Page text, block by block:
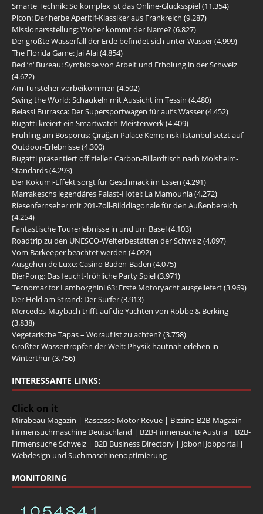
Smarte Technik: So komplex ist das Online-Glücksspiel(11.354)
Picon: Der herbe Aperitif-Klassiker aus Frankreich (9.287)
Missionarsstellung: Woher kommt der Name?(6.827)
Der größte Wasserfall der Erde befindet sich unter Wasser(4.999)
The Florida Game: Jai Alai(4.854)
Bed ’n‘ Bureau: Symbiose von Arbeit und Erholung in der Schweiz
(4.672)
Am Türsteher vorbeikommen (4.502)
Swing the World: Schaukeln mit Aussicht im Tessin (4.480)
Belassi Burrasca: Der Supersportwagen für auf’s Wasser(4.452)
Bugatti kreiert ein Smartwatch-Meisterwerk(4.409)
Frühling am Bosporus: Çırağan Palace Kempinski Istanbul setzt auf
Outdoor-Erlebnisse(4.300)
Bugatti präsentiert offiziellen Carbon-Billardtisch nach Molsheim-
Standards(4.293)
Der Kokumi-Effekt sorgt für Geschmack im Essen (4.291)
Marrakeschs legendäres Palast-Hotel: La Mamounia(4.272)
Riesenfernseher mit 201-Zoll-Bilddiagonale für den Außenbereich
(4.254)
Fantastische Tourerlebnisse in und um Basel(4.103)
Roadtrip zu den UNESCO-Welterbestätten der Schweiz(4.097)
Vom Barkeeper beachtet werden (4.092)
Ausgehen de Luxe: Casino Baden-Baden (4.075)
BierPong: Das feucht-fröhliche Party Spiel(3.971)
Tecnomar for Lamborghini 63: Erste Motoryacht ausgeliefert(3.969)
Der Held am Strand: Der Surfer(3.913)
Mercedes-Maybach trifft auf die Yachten von Robbe & Berking
(3.838)
Vegetarische Tapas – Worauf ist zu achten?(3.758)
Größter Wassertropfen der Welt: Physik hautnah erleben in
Winterthur(3.756)
INTERESSANTE LINKS:
Click on it
Mirabeau Magazin | Rascasse Motor Revue | Bizzino B2B-Magazin
Firmensuchmaschine Deutschland | B2B-Firmensuche Austria | B2B-
Firmensuche Schweiz | B2B Business Directory | Joboni Jobportal |
Webdesign und Suchmaschinenoptimierung
MONITORING